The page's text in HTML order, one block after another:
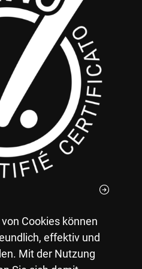
Pestalozzi per
dalle tasse.
Cookies können
effektiv und
Mit der Nutzung